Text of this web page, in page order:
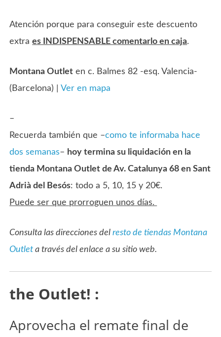
Atención porque para conseguir este descuento
extraes INDISPENSABLE comentarlo en caja.
Montana Outlet en c. Balmes 82 -esq. Valencia-
(Barcelona) |Ver en mapa
–
Recuerda también que –como te informaba hace
dos semanas– hoy termina su liquidación en la
tienda Montana Outlet de Av. Catalunya 68 en Sant
Adrià del Besós: todo a 5, 10, 15 y 20€.
Puede ser que prorroguen unos días.
Consulta las direcciones delresto de tiendas Montana
Outlet a través del enlace a su sitio web.
the Outlet! :
Aprovecha el remate final de